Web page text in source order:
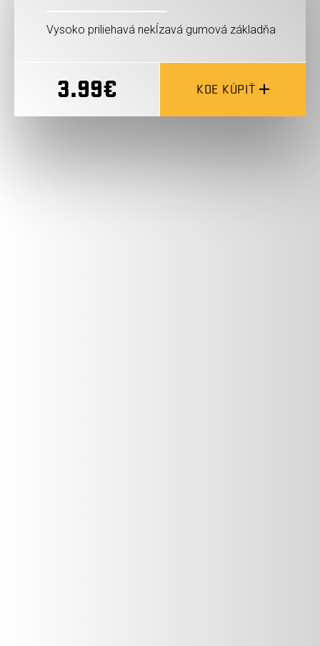
Vysoko priliehavá nekĺzavá gumová základňa
3.99€ KDE KÚPIŤ